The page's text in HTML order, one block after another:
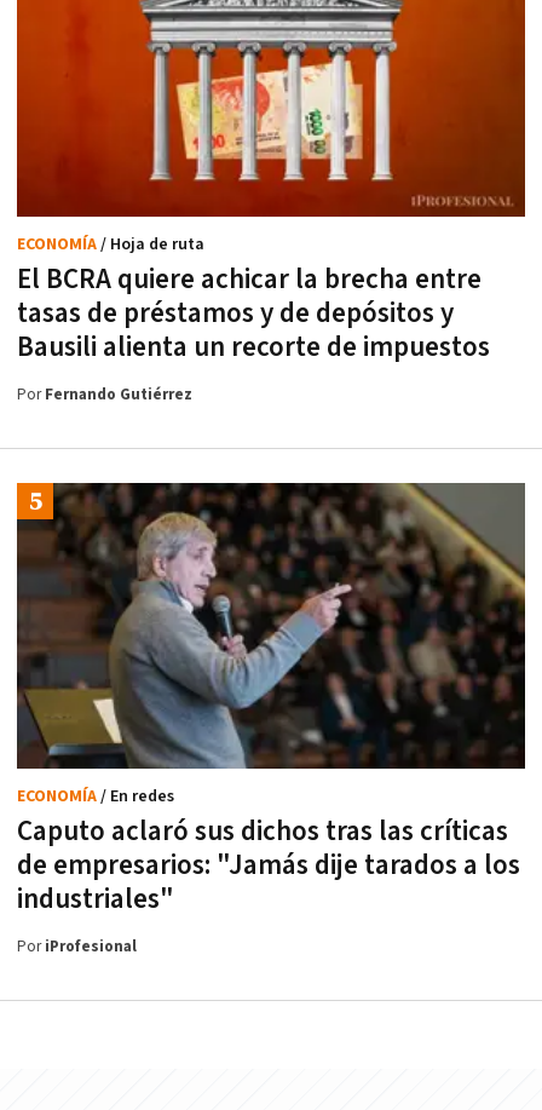
El BCRA quiere achicar la brecha entre
tasas de préstamos y de depósitos y
Bausili alienta un recorte de impuestos
ECONOMÍA/ Hoja de ruta
PorFernando Gutiérrez
Caputo aclaró sus dichos tras las críticas
de empresarios: "Jamás dije tarados a los
industriales"
ECONOMÍA/ En redes
PoriProfesional